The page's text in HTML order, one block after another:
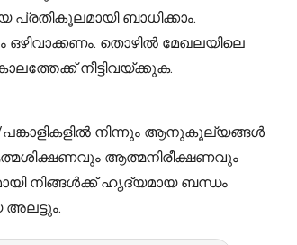
ബാധിക്കാം.
തൊഴിൽ മേഖലയിലെ
നീട്ടിവയ്ക്കുക.
പങ്കാളികളിൽ നിന്നും ആനുകൂല്യങ്ങൾ
ആത്മനിരീക്ഷണവും
നിങ്ങൾക്ക് ഹൃദ്യമായ ബന്ധം